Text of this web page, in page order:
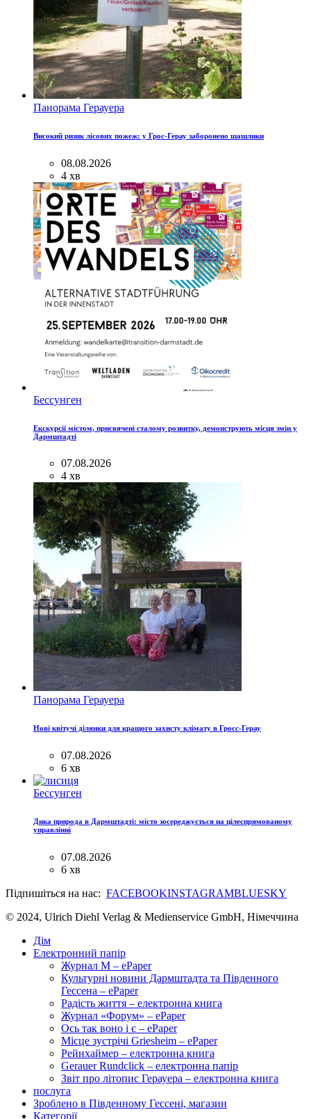
Панорама Герауера
Високий ризик лісових пожеж: у Грос-Герау заборонено шашлики
08.08.2026
4 хв
Бессунген
Екскурсії містом, присвячені сталому розвитку, демонструють місця змін у
Дармштадті
07.08.2026
4 хв
Панорама Герауера
Нові квітучі ділянки для кращого захисту клімату в Гросс-Герау
07.08.2026
6 хв
Бессунген
Дика природа в Дармштадті: місто зосереджується на цілеспрямованому
управлінні
07.08.2026
6 хв
Підпишіться на нас: FACEBOOKINSTAGRAMBLUESKY
© 2024, Ulrich Diehl Verlag & Medienservice GmbH, Німеччина
Дім
Електронний папір
Журнал M – ePaper
Культурні новини Дармштадта та Південного
Гессена – ePaper
Радість життя – електронна книга
Журнал «Форум» – ePaper
Ось так воно і є – ePaper
Місце зустрічі Griesheim – ePaper
Рейнхаймер – електронна книга
Gerauer Rundclick – електронна папір
Звіт про літопис Герауера – електронна книга
послуга
Зроблено в Південному Гессені, магазин
Категорії